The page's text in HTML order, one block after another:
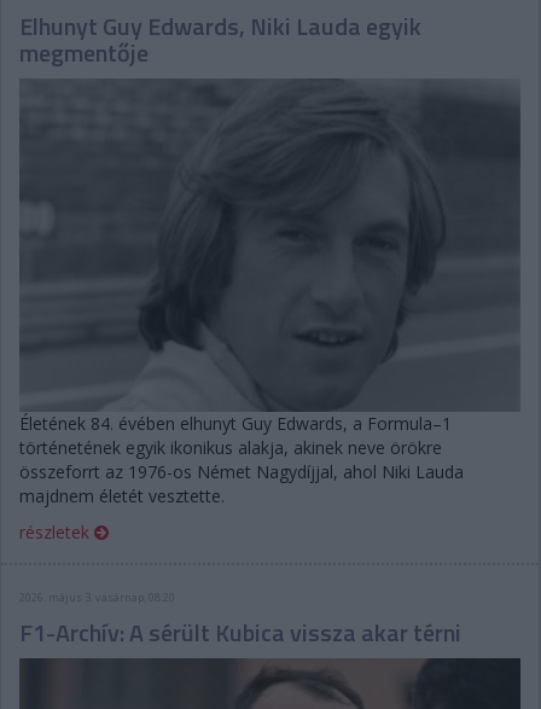
Elhunyt Guy Edwards, Niki Lauda egyik
megmentője
Életének 84. évében elhunyt Guy Edwards, a Formula–1
történetének egyik ikonikus alakja, akinek neve örökre
összeforrt az 1976-os Német Nagydíjjal, ahol Niki Lauda
majdnem életét vesztette.
részletek
2026. május 3. vasárnap, 08:20
F1-Archív: A sérült Kubica vissza akar térni